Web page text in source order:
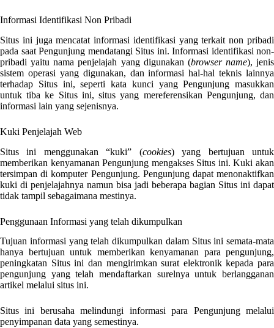
Informasi Identifikasi Non Pribadi
Situs ini juga mencatat informasi identifikasi yang terkait non pribadi
pada saat Pengunjung mendatangi Situs ini. Informasi identifikasi non-
pribadi yaitu nama penjelajah yang digunakan (browser name), jenis
sistem operasi yang digunakan, dan informasi hal-hal teknis lainnya
terhadap Situs ini, seperti kata kunci yang Pengunjung masukkan
untuk tiba ke Situs ini, situs yang mereferensikan Pengunjung, dan
informasi lain yang sejenisnya.
Kuki Penjelajah Web
Situs ini menggunakan “kuki” (cookies) yang bertujuan untuk
memberikan kenyamanan Pengunjung mengakses Situs ini. Kuki akan
tersimpan di komputer Pengunjung. Pengunjung dapat menonaktifkan
kuki di penjelajahnya namun bisa jadi beberapa bagian Situs ini dapat
tidak tampil sebagaimana mestinya.
Penggunaan Informasi yang telah dikumpulkan
Tujuan informasi yang telah dikumpulkan dalam Situs ini semata-mata
hanya bertujuan untuk memberikan kenyamanan para pengunjung,
peningkatan Situs ini dan mengirimkan surat elektronik kepada para
pengunjung yang telah mendaftarkan surelnya untuk berlangganan
artikel melalui situs ini.
Situs ini berusaha melindungi informasi para Pengunjung melalui
penyimpanan data yang semestinya.